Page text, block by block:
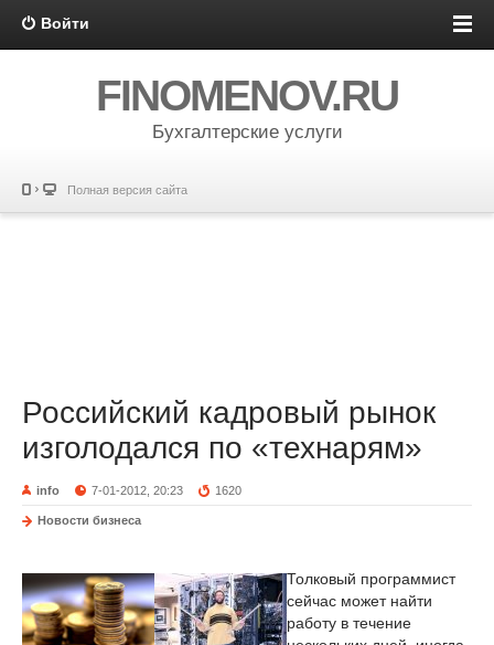
Войти
FINOMENOV.RU
Бухгалтерские услуги
Полная версия сайта
Российский кадровый рынок
изголодался по «технарям»
info 7-01-2012, 20:23 1620
Новости бизнеса
Толковый программист
сейчас может найти
работу в течение